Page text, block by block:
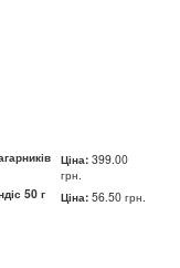
Ціна: 399.00
грн.
50 г
Ціна: 56.50 грн.